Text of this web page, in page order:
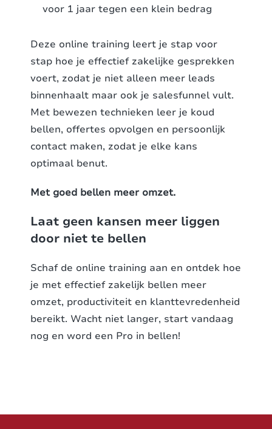
voor 1 jaar tegen een klein bedrag
Deze online training leert je stap voor
stap hoe je effectief zakelijke gesprekken
voert, zodat je niet alleen meer leads
binnenhaalt maar ook je salesfunnel vult.
Met bewezen technieken leer je koud
bellen, offertes opvolgen en persoonlijk
contact maken, zodat je elke kans
optimaal benut.
Met goed bellen meer omzet.
Laat geen kansen meer liggen
door niet te bellen
Schaf de online training aan en ontdek hoe
je met effectief zakelijk bellen meer
omzet, productiviteit en klanttevredenheid
bereikt. Wacht niet langer, start vandaag
nog en word een Pro in bellen!